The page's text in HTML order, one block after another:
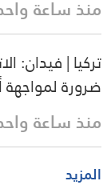
منذ ساعة
تركيا | فيدان:
ضرورة
منذ ساعة
المزيد